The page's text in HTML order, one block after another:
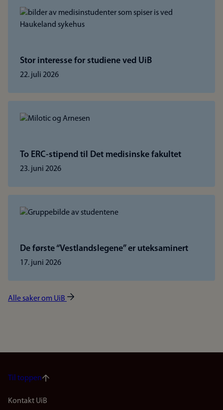
Stor interesse for studiene ved UiB
22. juli 2026
To ERC-stipend til Det medisinske fakultet
23. juni 2026
De første “Vestlandslegene” er uteksaminert
17. juni 2026
Alle saker om UiB
Til toppen
Footer
Kontakt UiB